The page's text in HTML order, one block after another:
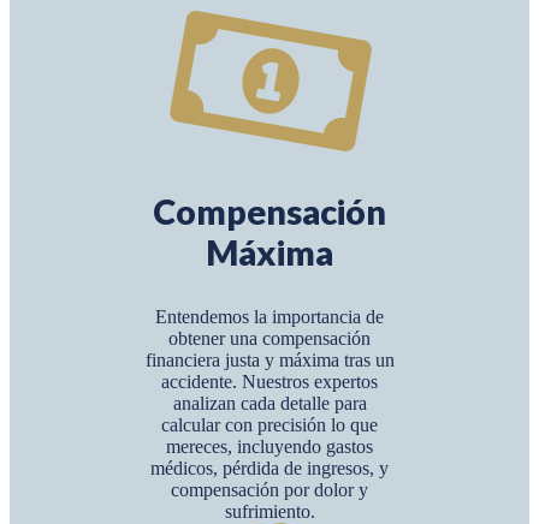
Compensación
Máxima
Entendemos la importancia de
obtener una compensación
financiera justa y máxima tras un
accidente. Nuestros expertos
analizan cada detalle para
calcular con precisión lo que
mereces, incluyendo gastos
médicos, pérdida de ingresos, y
compensación por dolor y
sufrimiento.